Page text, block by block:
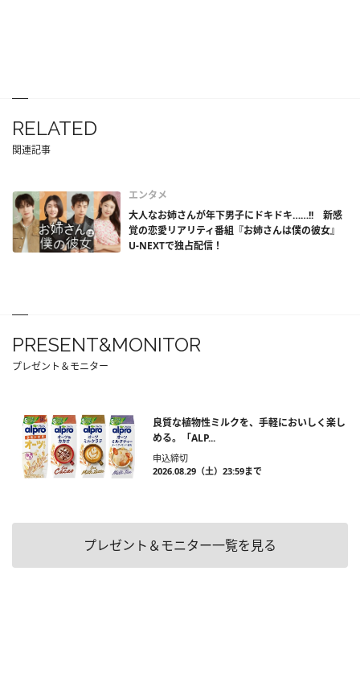
RELATED
関連記事
エンタメ
大人なお姉さんが年下男子にドキドキ……!! 新感
覚の恋愛リアリティ番組『お姉さんは僕の彼女』
U-NEXTで独占配信！
PRESENT&MONITOR
プレゼント＆モニター
良質な植物性ミルクを、手軽においしく楽し
める。「ALP...
申込締切
2026.08.29（土）23:59まで
プレゼント＆モニター一覧を見る